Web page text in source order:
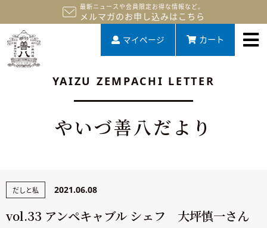
最新ニュースや会員限定お得な情報など。
メルマガのお申し込みはこちら
マイページ カート
YAIZU ZEMPACHI LETTER
やいづ善八だより
だしと私 2021.06.08
vol.33 アンペキャブル シェフ 大坪慎一さん